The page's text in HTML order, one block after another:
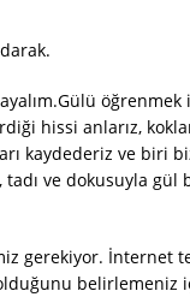
öğrenmek
hissi anlarız,
kaydederiz ve biri
ve dokusuyla gül
gerekiyor. İnternet
belirlemeniz